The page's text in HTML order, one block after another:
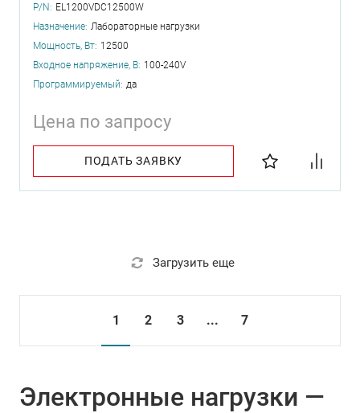
P/N: EL1200VDC12500W
Назначение: Лабораторные нагрузки
Мощность, Вт: 12500
Входное напряжение, В: 100-240V
Программируемый: да
Цена по запросу
ПОДАТЬ ЗАЯВКУ
Загрузить еще
1 2 3 ... 7
Электронные нагрузки —